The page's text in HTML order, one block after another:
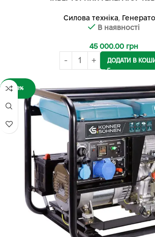
Силова техніка,
В наявності
45 000.00 грн
ДОДАТИ В
-18%